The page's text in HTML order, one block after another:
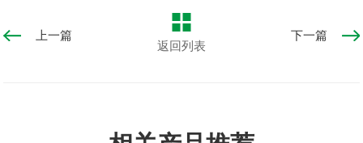
上一篇
返回列表
下一篇